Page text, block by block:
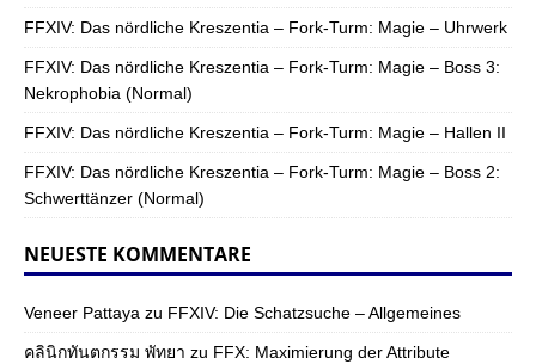
FFXIV: Das nördliche Kreszentia – Fork-Turm: Magie – Uhrwerk
FFXIV: Das nördliche Kreszentia – Fork-Turm: Magie – Boss 3:
Nekrophobia (Normal)
FFXIV: Das nördliche Kreszentia – Fork-Turm: Magie – Hallen II
FFXIV: Das nördliche Kreszentia – Fork-Turm: Magie – Boss 2:
Schwerttänzer (Normal)
NEUESTE KOMMENTARE
Veneer Pattaya zu FFXIV: Die Schatzsuche – Allgemeines
คลินิกทันตกรรม พัทยา zu FFX: Maximierung der Attribute